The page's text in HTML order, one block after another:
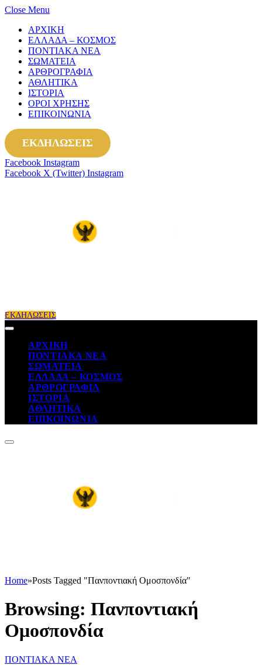
Close Menu
ΑΡΧΙΚΗ
ΕΛΛΑΔΑ – ΚΟΣΜΟΣ
ΠΟΝΤΙΑΚΑ ΝΕΑ
ΣΩΜΑΤΕΙΑ
ΑΡΘΡΟΓΡΑΦΙΑ
ΑΘΛΗΤΙΚΑ
ΙΣΤΟΡΙΑ
ΟΡΟΙ ΧΡΗΣΗΣ
ΕΠΙΚΟΙΝΩΝΙΑ
ΕΚΔΗΛΩΣΕΙΣ
Facebook Instagram
Facebook X (Twitter) Instagram
ΕΚΔΗΛΩΣΕΙΣ
ΑΡΧΙΚΗ
ΠΟΝΤΙΑΚΑ ΝΕΑ
ΣΩΜΑΤΕΙΑ
ΕΛΛΑΔΑ – ΚΟΣΜΟΣ
ΑΡΘΡΟΓΡΑΦΙΑ
ΙΣΤΟΡΙΑ
ΑΘΛΗΤΙΚΑ
ΕΠΙΚΟΙΝΩΝΙΑ
Home»Posts Tagged "Πανποντιακή Ομοσπονδία"
Browsing: Πανποντιακή
Ομοσπονδία
ΠΟΝΤΙΑΚΑ ΝΕΑ